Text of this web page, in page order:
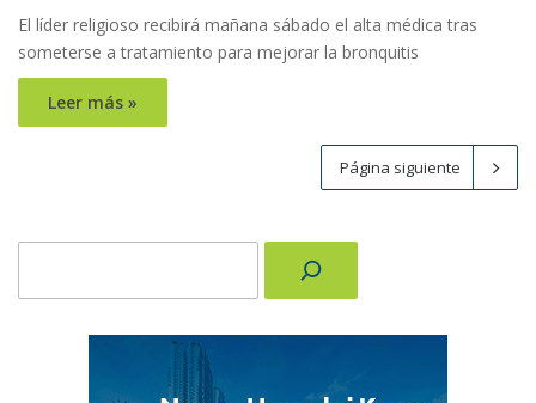
El líder religioso recibirá mañana sábado el alta médica tras
someterse a tratamiento para mejorar la bronquitis
Leer más »
Página siguiente